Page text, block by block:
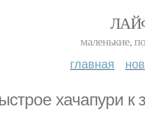
маленькие,
главная
хачапури к